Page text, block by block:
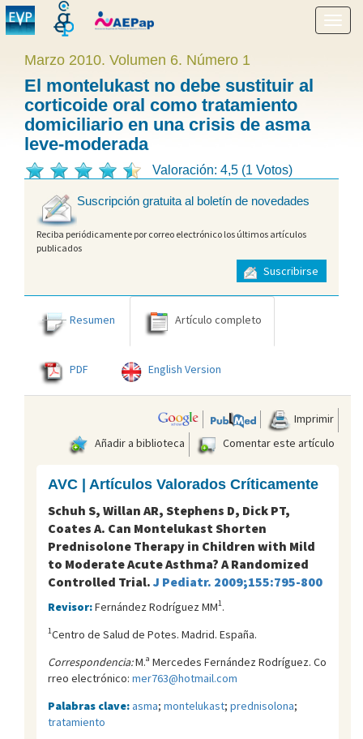
menú
Marzo 2010. Volumen 6. Número 1
El montelukast no debe sustituir al
corticoide oral como tratamiento
domiciliario en una crisis de asma
leve-moderada
Valoración: 4,5 (1 Votos)
Suscripción gratuita al boletín de novedades
Reciba periódicamente por correo electrónico los últimos artículos
publicados
Suscribirse
Resumen Artículo completo
PDF English Version
Imprimir
Añadir a biblioteca
Comentar este artículo
AVC | Artículos Valorados Críticamente
Schuh S, Willan AR, Stephens D, Dick PT,
Coates A. Can Montelukast Shorten
Prednisolone Therapy in Children with Mild
to Moderate Acute Asthma? A Randomized
Controlled Trial. J Pediatr. 2009;155:795-800
Revisor:Fernández Rodríguez MM1.
1Centro de Salud de Potes. Madrid. España.
Correspondencia:M.ª Mercedes Fernández Rodríguez. Co
rreo electrónico: mer763@hotmail.com
Palabras clave:asma; montelukast; prednisolona;
tratamiento